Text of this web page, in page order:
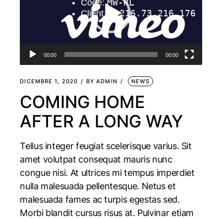
00:00 00:00
DICEMBRE 1, 2020 BY ADMIN NEWS
COMING HOME
AFTER A LONG WAY
Tellus integer feugiat scelerisque varius. Sit
amet volutpat consequat mauris nunc
congue nisi. At ultrices mi tempus imperdiet
nulla malesuada pellentesque. Netus et
malesuada fames ac turpis egestas sed.
Morbi blandit cursus risus at. Pulvinar etiam